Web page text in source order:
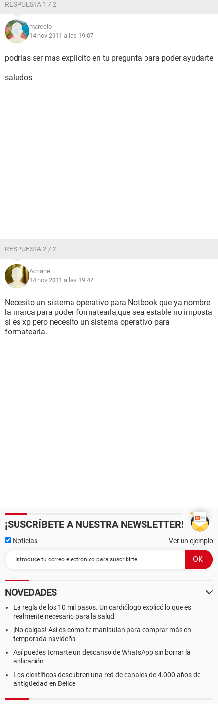
RESPUESTA 1 / 2
marcelo
14 nov 2011 a las 19:07
podrias ser mas explicito en tu pregunta para poder ayudarte
saludos
RESPUESTA 2 / 2
Adriane
14 nov 2011 a las 19:42
Necesito un sistema operativo para Notbook que ya nombre
la marca para poder formatearla,que sea estable no imposta
si es xp pero necesito un sistema operativo para
formatearla.
¡SUSCRÍBETE A NUESTRA NEWSLETTER!
Noticias Ver un ejemplo
NOVEDADES
La regla de los 10 mil pasos. Un cardiólogo explicó lo que es
realmente necesario para la salud
¡No caigas! Así es como te manipulan para comprar más en
temporada navideña
Así puedes tomarte un descanso de WhatsApp sin borrar la
aplicación
Los científicos descubren una red de canales de 4.000 años de
antigüedad en Belice